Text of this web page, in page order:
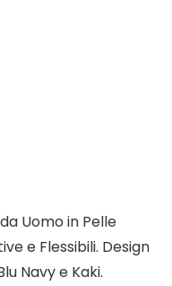
Uomo in Pelle
e Flessibili. Design
Navy e Kaki.